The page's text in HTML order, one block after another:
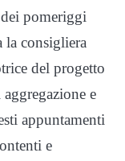
pomeriggi
la consigliera
del progetto
e
appuntamenti
e